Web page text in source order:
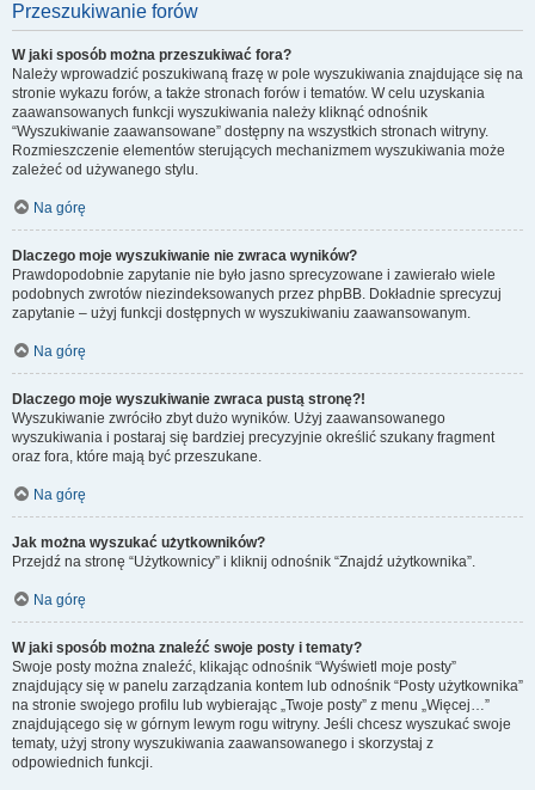
Przeszukiwanie forów
W jaki sposób można przeszukiwać fora?
Należy wprowadzić poszukiwaną frazę w pole wyszukiwania znajdujące się na
stronie wykazu forów, a także stronach forów i tematów. W celu uzyskania
zaawansowanych funkcji wyszukiwania należy kliknąć odnośnik
“Wyszukiwanie zaawansowane” dostępny na wszystkich stronach witryny.
Rozmieszczenie elementów sterujących mechanizmem wyszukiwania może
zależeć od używanego stylu.
Na górę
Dlaczego moje wyszukiwanie nie zwraca wyników?
Prawdopodobnie zapytanie nie było jasno sprecyzowane i zawierało wiele
podobnych zwrotów niezindeksowanych przez phpBB. Dokładnie sprecyzuj
zapytanie – użyj funkcji dostępnych w wyszukiwaniu zaawansowanym.
Na górę
Dlaczego moje wyszukiwanie zwraca pustą stronę?!
Wyszukiwanie zwróciło zbyt dużo wyników. Użyj zaawansowanego
wyszukiwania i postaraj się bardziej precyzyjnie określić szukany fragment
oraz fora, które mają być przeszukane.
Na górę
Jak można wyszukać użytkowników?
Przejdź na stronę “Użytkownicy” i kliknij odnośnik “Znajdź użytkownika”.
Na górę
W jaki sposób można znaleźć swoje posty i tematy?
Swoje posty można znaleźć, klikając odnośnik “Wyświetl moje posty”
znajdujący się w panelu zarządzania kontem lub odnośnik “Posty użytkownika”
na stronie swojego profilu lub wybierając „Twoje posty” z menu „Więcej…”
znajdującego się w górnym lewym rogu witryny. Jeśli chcesz wyszukać swoje
tematy, użyj strony wyszukiwania zaawansowanego i skorzystaj z
odpowiednich funkcji.